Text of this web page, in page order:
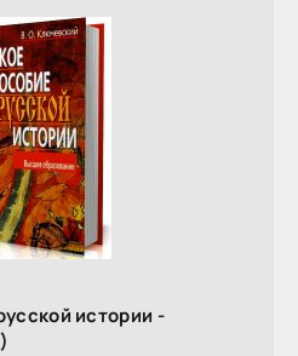
истории -